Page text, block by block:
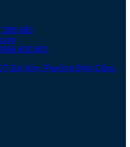
Đại Kim, Phường Định Công,